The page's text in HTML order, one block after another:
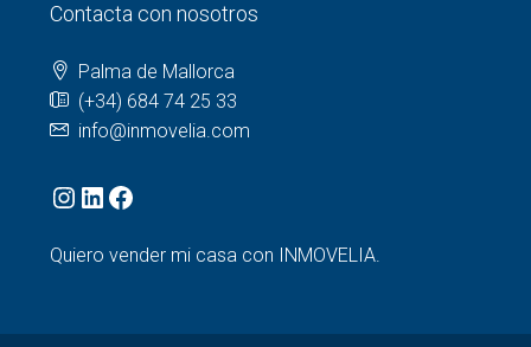
Contacta con nosotros
Palma de Mallorca
(+34) 684 74 25 33
info@inmovelia.com
Quiero vender mi casa con INMOVELIA.